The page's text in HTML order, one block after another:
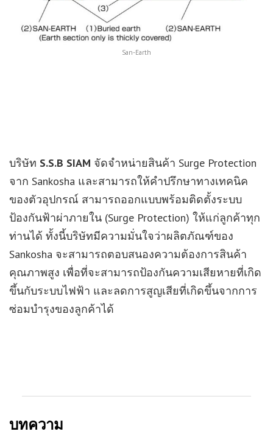
San-Earth
บริษัท S.S.B SIAM จัดจำหน่ายสินค้า Surge Protection
จาก Sankosha และสามารถให้คำปรึกษาทางเทคนิค
ของตัวอุปกรณ์ สามารถออกแบบพร้อมติดตั้งระบบ
ป้องกันฟ้าผ่าภายใน (Surge Protection) ให้แก่ลูกค้าทุก
ท่านได้ ทั้งนี้บริษัทมีความมั่นใจว่าผลิตภัณฑ์ของ
Sankosha จะสามารถตอบสนองความต้องการสินค้า
คุณภาพสูง เพื่อที่จะสามารถป้องกันความเสียหายที่เกิด
ขึ้นกับระบบไฟฟ้า และลดการสูญเสียที่เกิดขึ้นจากการ
ซ่อมบำรุงของลูกค้าได้
บทความ